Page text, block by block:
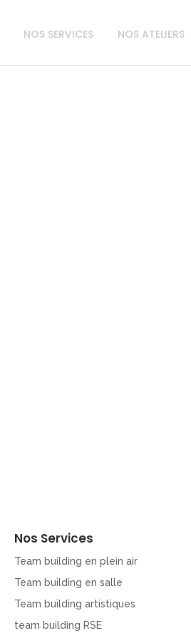
NOS SERVICES NOS ATELIERS
Nos Services
Team building en plein air
Team building en salle
Team building artistiques
team building RSE